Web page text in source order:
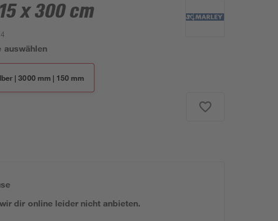
x 300 cm
auswählen
| 3000 mm | 150 mm
dir online leider nicht anbieten.